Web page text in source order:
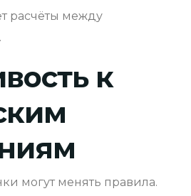
расчёты между
к
могут менять правила.